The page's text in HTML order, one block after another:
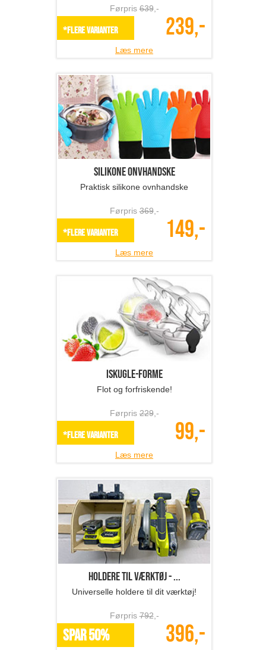
Førpris639,-
*Flere varianter 239,-
Læs mere
Silikone onvhandske
Praktisk silikone ovnhandske
Førpris369,-
*Flere varianter 149,-
Læs mere
Iskugle-forme
Flot og forfriskende!
Førpris229,-
*Flere varianter 99,-
Læs mere
Holdere til værktøj - ...
Universelle holdere til dit værktøj!
Førpris792,-
SPAR 50% 396,-